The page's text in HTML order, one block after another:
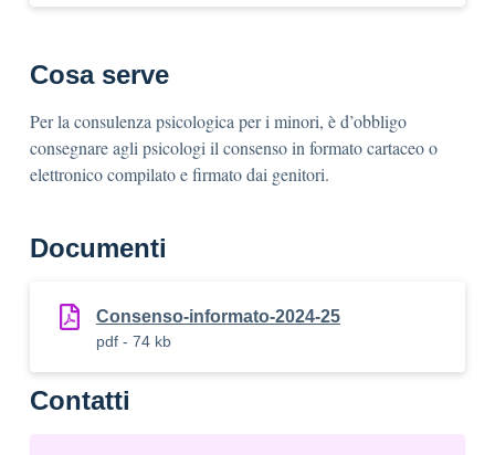
Cosa serve
Per la consulenza psicologica per i minori, è d’obbligo
consegnare agli psicologi il consenso in formato cartaceo o
elettronico compilato e firmato dai genitori.
Documenti
Consenso-informato-2024-25
pdf - 74 kb
Contatti